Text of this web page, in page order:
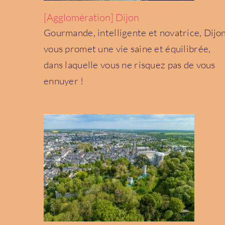
[Agglomération] Dijon
Gourmande, intelligente et novatrice, Dijon
vous promet une vie saine et équilibrée,
dans laquelle vous ne risquez pas de vous
ennuyer !
[Département] Le Loir-et-Cher